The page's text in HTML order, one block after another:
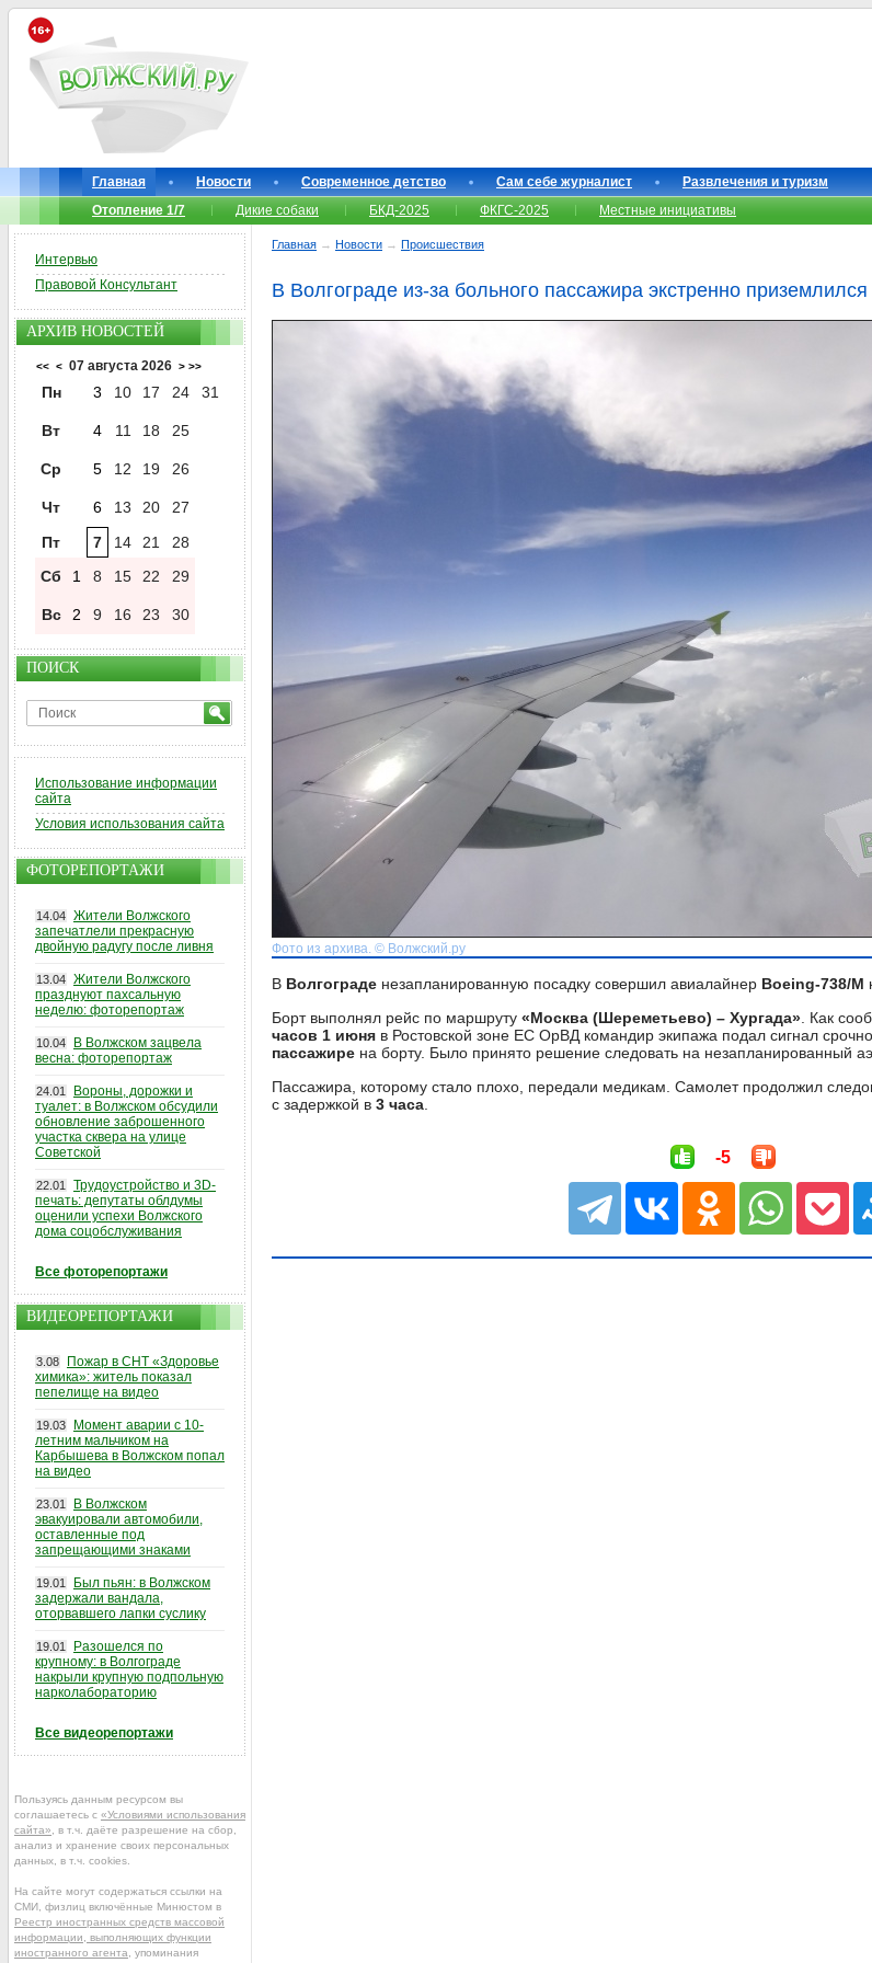
Главная Новости Современное детство Сам себе журналист
Развлечения и туризм
Отопление 1/7
Дикие собаки БКД-2025 ФКГС-2025 Местные инициативы
Главная → Новости → Происшествия
В Волгограде из-за больного пассажира экстренно
Фото из архива. © Волжский.ру
В Волгограде незапланированную посадку совершил авиалайнер Boeing-738/M
Борт выполнял рейс по маршруту «Москва (Шереметьево) – Хургада» . Как
часов 1 июня в Ростовской зоне ЕС ОрВД командир экипажа подал сигнал
пассажире на борту. Было принято решение следовать на незапланированный
Пассажира, которому стало плохо, передали медикам. Самолет продолжил
с задержкой в 3 часа
-5
Интервью
Правовой Консультант
АРХИВ НОВОСТЕЙ
<< < 07 августа 2026 > >>
Пн 3 10 17 24 31
Вт 4 11 18 25
Ср 5 12 19 26
Чт 6 13 20
27
Пт
7 14 21
28
Сб
1 8 15 22 29
Вс 2 9 16 23 30
ПОИСК
Использование информации
сайта
Условия использования сайта
ФОТОРЕПОРТАЖИ
14.04 Жители Волжского
запечатлели прекрасную
двойную радугу после ливня
13.04 Жители Волжского
празднуют пахсальную
неделю: фоторепортаж
10.04
В Волжском зацвела
весна: фоторепортаж
24.01
Вороны, дорожки и
туалет: в Волжском обсудили
обновление заброшенного
участка сквера на улице
Советской
22.01
Трудоустройство и 3D-
печать: депутаты облдумы
оценили успехи Волжского
дома соцобслуживания
Все фоторепортажи
ВИДЕОРЕПОРТАЖИ
3.08
Пожар в СНТ «Здоровье
химика»: житель показал
пепелище на видео
19.03
Момент аварии с 10-
летним мальчиком на
Карбышева в Волжском попал
на видео
23.01
В Волжском
эвакуировали автомобили,
оставленные под
запрещающими знаками
19.01
Был пьян: в Волжском
задержали вандала,
оторвавшего лапки суслику
19.01
Разошелся по
крупному: в Волгограде
накрыли крупную подпольную
нарколабораторию
Все видеорепортажи
Пользуясь данным ресурсом вы
соглашаетесь с «Условиями использования
сайта» , в т.ч. даёте разрешение на сбор,
анализ и хранение своих персональных
данных, в т.ч. cookies.
На сайте могут содержаться ссылки на
СМИ, физлиц включённые Минюстом в
Реестр иностранных средств массовой
информации, выполняющих функции
иностранного агента , упоминания